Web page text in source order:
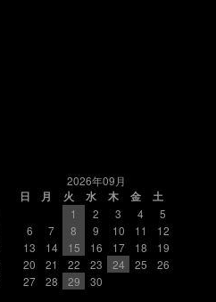
2026年09月
日
月 火 水 木 金
土
1
2 3 4
5
6
7 8 9 10 11
12
13
14 15 16 17 18
19
20
21 22 23 24 25
26
27
28 29 30